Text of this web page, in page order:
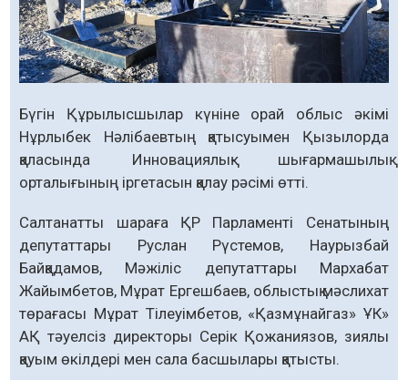
Бүгін Құрылысшылар күніне орай облыс әкімі
Нұрлыбек Нәлібаевтың қатысуымен Қызылорда
қаласында Инновациялық- шығармашылық
орталығының іргетасын қалау рәсімі өтті.
Салтанатты шараға ҚР Парламенті Сенатының
депутаттары Руслан Рүстемов, Наурызбай
Байқадамов, Мәжіліс депутаттары Мархабат
Жайымбетов, Мұрат Ергешбаев, облыстық мәслихат
төрағасы Мұрат Тілеуімбетов, «Қазмұнайгаз» ҰК»
АҚ тәуелсіз директоры Серік Қожаниязов, зиялы
қауым өкілдері мен сала басшылары қатысты.